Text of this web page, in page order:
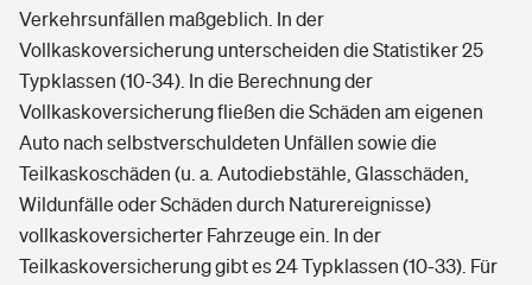
Verkehrsunfällen maßgeblich. In der
Vollkaskoversicherung unterscheiden die Statistiker 25
Typklassen (10-34). In die Berechnung der
Vollkaskoversicherung fließen die Schäden am eigenen
Auto nach selbstverschuldeten Unfällen sowie die
Teilkaskoschäden (u. a. Autodiebstähle, Glasschäden,
Wildunfälle oder Schäden durch Naturereignisse)
vollkaskoversicherter Fahrzeuge ein. In der
Teilkaskoversicherung gibt es 24 Typklassen (10-33). Für